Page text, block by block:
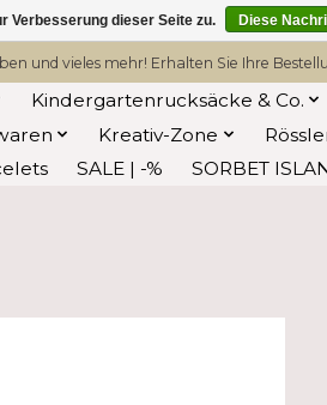
und vieles mehr! Erhalten Sie Ihre
Kindergartenrucksäcke & Co.
Kreativ-Zone
SALE | -% SORBET
Verbesserung dieser Seite zu. Diese